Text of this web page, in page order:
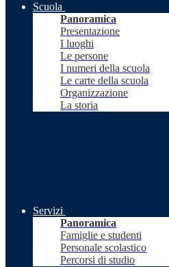
Scuola
Panoramica
Presentazione
I luoghi
Le persone
I numeri della scuola
Le carte della scuola
Organizzazione
La storia
Servizi
Panoramica
Famiglie e studenti
Personale scolastico
Percorsi di studio